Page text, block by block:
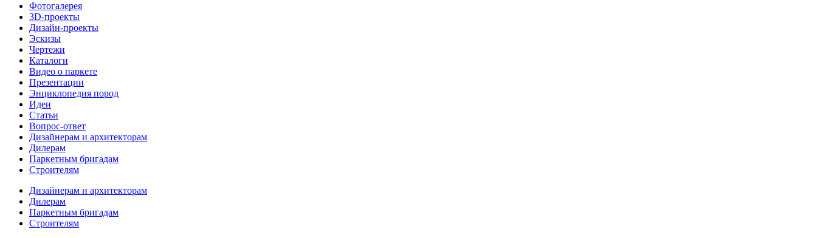
Фотогалерея
3D-проекты
Дизайн-проекты
Эскизы
Чертежи
Каталоги
Видео о паркете
Презентации
Энциклопедия пород
Идеи
Статьи
Вопрос-ответ
Дизайнерам и архитекторам
Дилерам
Паркетным бригадам
Строителям
Дизайнерам и архитекторам
Дилерам
Паркетным бригадам
Строителям